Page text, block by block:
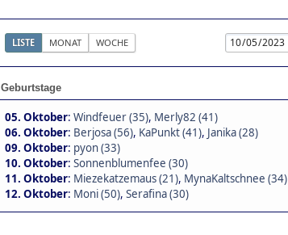
LISTE MONAT WOCHE
Geburtstage
05. Oktober: Windfeuer (35), Merly82 (41)
06. Oktober: Berjosa (56), KaPunkt (41), Janika (28)
09. Oktober: pyon (33)
10. Oktober: Sonnenblumenfee (30)
11. Oktober: Miezekatzemaus (21), MynaKaltschnee (34)
12. Oktober: Moni (50), Serafina (30)